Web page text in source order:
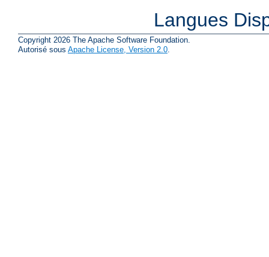
Langues
Copyright 2026 The Apache Software Foundation.
Autorisé sous Apache License, Version 2.0.